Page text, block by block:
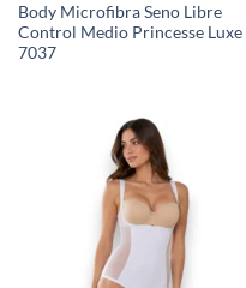
Body Microfibra Seno Libre
Control Medio Princesse Luxe
7037